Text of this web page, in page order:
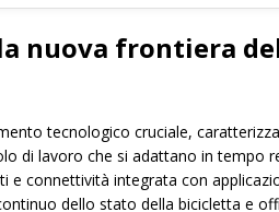
nuova frontiera
tecnologico cruciale,
di lavoro che si adattano in tempo
e connettività integrata con
dello stato della bicicletta e